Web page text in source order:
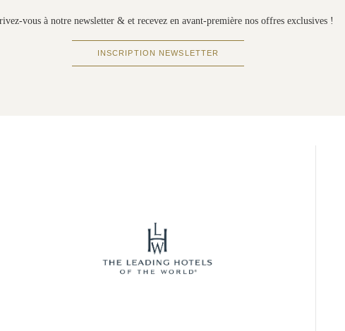
vous à notre newsletter & et recevez en avant-première nos offres exclusives !
INSCRIPTION NEWSLETTER